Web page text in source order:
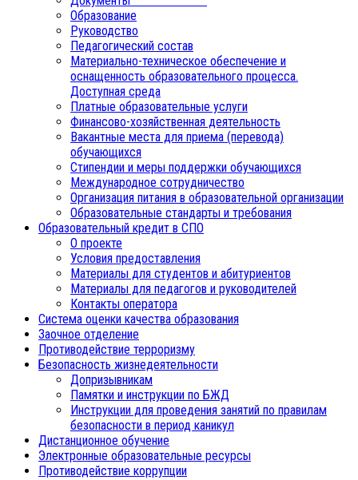
Образование
Руководство
Педагогический состав
Материально-техническое обеспечение и
оснащенность образовательного процесса.
Доступная среда
Платные образовательные услуги
Финансово-хозяйственная деятельность
Вакантные места для приема (перевода)
обучающихся
Стипендии и меры поддержки обучающихся
Международное сотрудничество
Организация питания в образовательной организации
Образовательные стандарты и требования
Образовательный кредит в СПО
О проекте
Условия предоставления
Материалы для студентов и абитуриентов
Материалы для педагогов и руководителей
Контакты оператора
Система оценки качества образования
Заочное отделение
Противодействие терроризму
Безопасность жизнедеятельности
Допризывникам
Памятки и инструкции по БЖД
Инструкции для проведения занятий по правилам
безопасности в период каникул
Дистанционное обучение
Электронные образовательные ресурсы
Противодействие коррупции